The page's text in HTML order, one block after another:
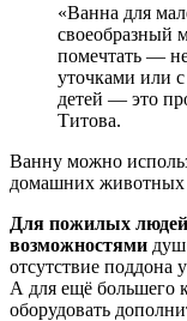
«Ванна для
своеобразный
помечтать —
уточками или
детей — это
Титова.
Ванну можно
домашних животных
Для пожилых
возможностями душ
отсутствие поддона
А для ещё большего
оборудовать